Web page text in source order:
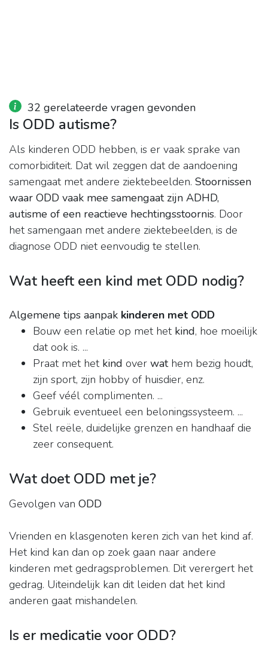
32 gerelateerde vragen gevonden
Is ODD autisme?
Als kinderen ODD hebben, is er vaak sprake van
comorbiditeit. Dat wil zeggen dat de aandoening
samengaat met andere ziektebeelden. Stoornissen
waar ODD vaak mee samengaat zijn ADHD,
autisme of een reactieve hechtingsstoornis. Door
het samengaan met andere ziektebeelden, is de
diagnose ODD niet eenvoudig te stellen.
Wat heeft een kind met ODD nodig?
Algemene tips aanpak kinderen met ODD
Bouw een relatie op met het kind, hoe moeilijk
dat ook is. ...
Praat met het kind over wathem bezig houdt,
zijn sport, zijn hobby of huisdier, enz.
Geef véél complimenten. ...
Gebruik eventueel een beloningssysteem. ...
Stel reële, duidelijke grenzen en handhaaf die
zeer consequent.
Wat doet ODD met je?
Gevolgen van ODD
Vrienden en klasgenoten keren zich van het kind af.
Het kind kan dan op zoek gaan naar andere
kinderen met gedragsproblemen. Dit verergert het
gedrag. Uiteindelijk kan dit leiden dat het kind
anderen gaat mishandelen.
Is er medicatie voor ODD?